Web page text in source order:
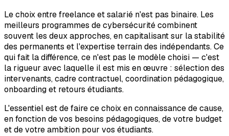
Le choix entre freelance et salarié n'est pas binaire. Les
meilleurs programmes de cybersécurité combinent
souvent les deux approches, en capitalisant sur la stabilité
des permanents et l'expertise terrain des indépendants. Ce
qui fait la différence, ce n'est pas le modèle choisi — c'est
la rigueur avec laquelle il est mis en œuvre : sélection des
intervenants, cadre contractuel, coordination pédagogique,
onboarding et retours étudiants.
L'essentiel est de faire ce choix en connaissance de cause,
en fonction de vos besoins pédagogiques, de votre budget
et de votre ambition pour vos étudiants.